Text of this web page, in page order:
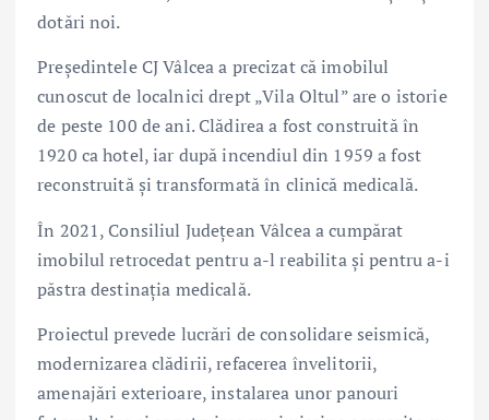
dotări noi.
Președintele CJ Vâlcea a precizat că imobilul
cunoscut de localnici drept „Vila Oltul” are o istorie
de peste 100 de ani. Clădirea a fost construită în
1920 ca hotel, iar după incendiul din 1959 a fost
reconstruită și transformată în clinică medicală.
În 2021, Consiliul Județean Vâlcea a cumpărat
imobilul retrocedat pentru a-l reabilita și pentru a-i
păstra destinația medicală.
Proiectul prevede lucrări de consolidare seismică,
modernizarea clădirii, refacerea învelitorii,
amenajări exterioare, instalarea unor panouri